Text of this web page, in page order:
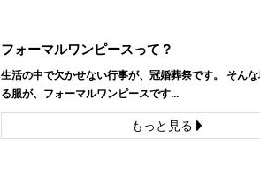
フォーマルワンピースって？
生活の中で欠かせない行事が、冠婚葬祭です。 そん
る服が、フォーマルワンピースです...
もっと見る